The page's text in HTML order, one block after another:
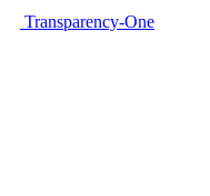
Transparency-One